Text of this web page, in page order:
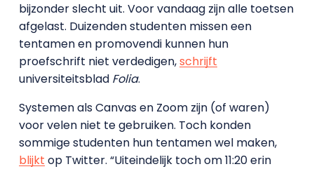
bijzonder slecht uit. Voor vandaag zijn alle toetsen
afgelast. Duizenden studenten missen een
tentamen en promovendi kunnen hun
proefschrift niet verdedigen,schrijft
universiteitsblad Folia.
Systemen als Canvas en Zoom zijn (of waren)
voor velen niet te gebruiken. Toch konden
sommige studenten hun tentamen wel maken,
blijkt op Twitter. “Uiteindelijk toch om 11:20 erin